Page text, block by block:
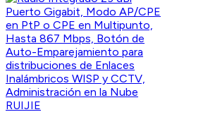
RUIJIE